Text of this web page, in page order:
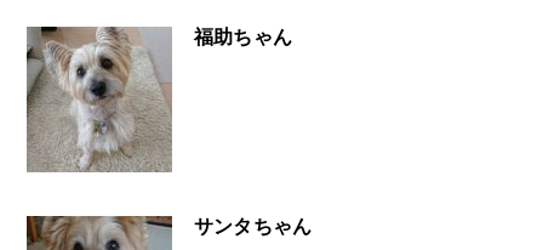
福助ちゃん
サンタちゃん